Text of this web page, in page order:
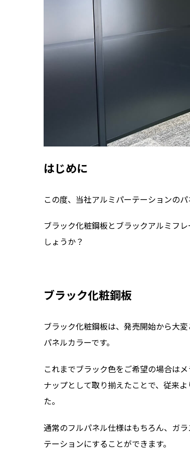
はじめに
この度、当社アルミパーテーションの
ブラック化粧鋼板とブラックアルミフ
しょうか？
ブラック化粧鋼板
ブラック化粧鋼板は、発売開始から大
パネルカラーです。
これまでブラック色をご希望の場合は
ナップとして取り揃えたことで、従来
た。
通常のフルパネル仕様はもちろん、ガ
テーションにすることができます。